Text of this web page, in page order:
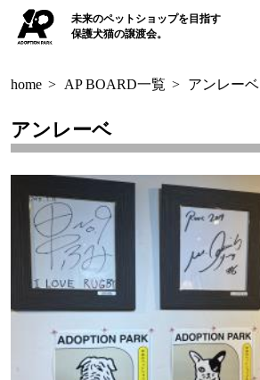
未来のペットショップを目指す
保護犬猫の譲渡会。
home > AP BOARD一覧 > アンレーベ
アンレーベ